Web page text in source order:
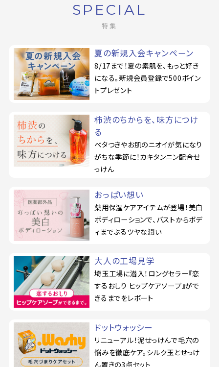
SPECIAL
特集
夏の新規入会キャンペーン
8/17まで！夏の素肌を、もっと好き
になる。新規会員登録で500ポイン
トプレゼント
柿渋のちからを、味方につけ
る
ベタつきやお肌のニオイが気になり
がちな季節に！カキタンニン配合せ
っけん
おっぱい想い
薬用保湿ケアアイテムが登場！美白
ボディローションで、バストからボデ
ィまでぷるツヤな潤い
大人の工場見学
埼玉工場に潜入！ロングセラー『恋
するおしり ヒップケアソープ』がで
きるまでをレポート
ドットウォッシー
リニューアル！泥せっけんで毛穴の
悩みを徹底ケア。シルク玉とせっけ
ん置きの3点セット